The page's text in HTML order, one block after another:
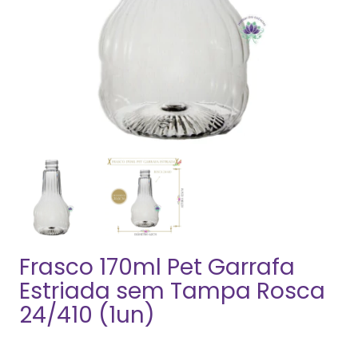
Frasco 170ml Pet Garrafa
Estriada sem Tampa Rosca
24/410 (1un)